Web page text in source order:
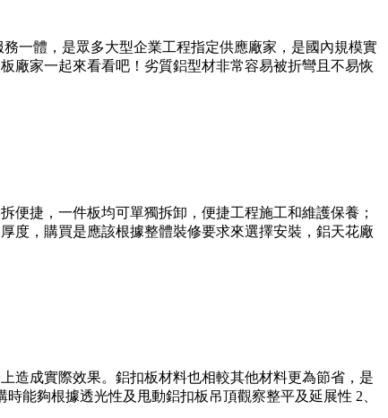
一體，是眾多大型企業工程指定供應廠家，是國內規模實
廠家一起來看看吧！劣質鋁型材非常容易被折彎且不易恢
便捷，一件板均可單獨拆卸，便捷工程施工和維護保養；
度，購買是應該根據整體裝修要求來選擇安裝，鋁天花廠
造成實際效果。鋁扣板材料也相較其他材料更為節省，是
能夠根據透光性及甩動鋁扣板吊頂觀察整平及延展性 2、